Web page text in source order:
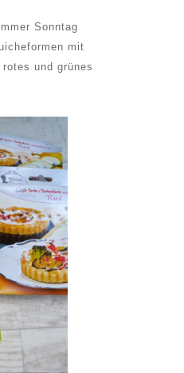
Sonntag
mit
rotes und grünes